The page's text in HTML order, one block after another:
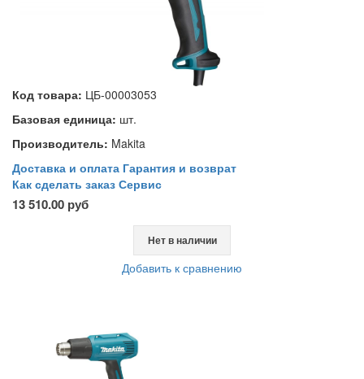
Код товара: ЦБ-00003053
Базовая единица: шт.
Производитель: Makita
Доставка и оплата Гарантия и возврат
Как сделать заказ Сервис
13 510.00 руб
Нет в наличии
Добавить к сравнению